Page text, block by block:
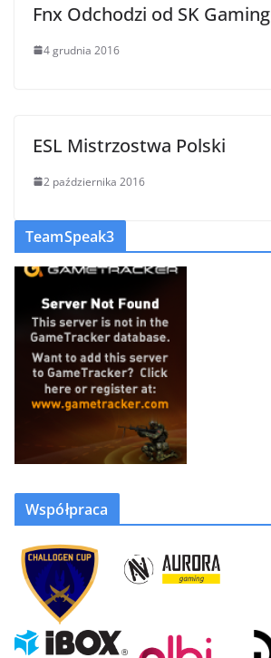
Fnx Odchodzi od SK Gaming
4 grudnia 2016
ESL Mistrzostwa Polski
2 października 2016
TeamSpeak3
Współpraca